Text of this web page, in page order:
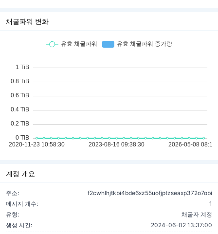
채굴파워 변화
계정 개요
주소:
f2cwhlhjtkbi4bde6xz55uofjptzseaxp372o7obi
메시지 개수:
1
유형:
채굴자 계정
생성 시간:
2024-06-02 13:37:00